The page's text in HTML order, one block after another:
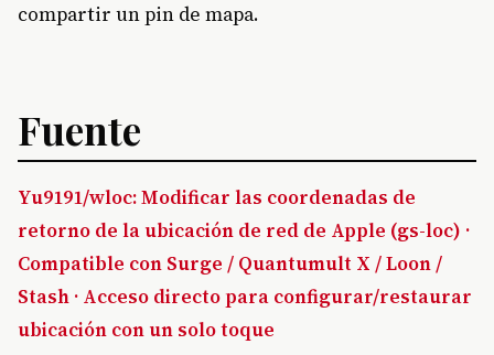
compartir un pin de mapa.
Fuente
Yu9191/wloc: Modificar las coordenadas de
retorno de la ubicación de red de Apple (gs-loc) ·
Compatible con Surge / Quantumult X / Loon /
Stash · Acceso directo para configurar/restaurar
ubicación con un solo toque